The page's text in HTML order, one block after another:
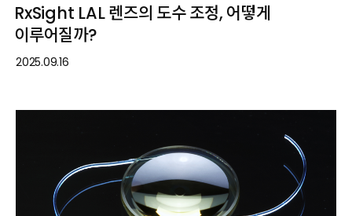
RxSight LAL 렌즈의 도수 조정, 어떻게
이루어질까?
2025.09.16